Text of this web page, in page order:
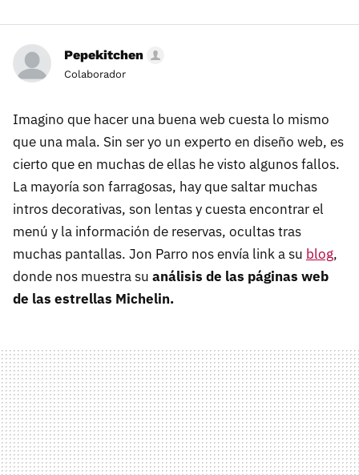
Pepekitchen
Colaborador
Imagino que hacer una buena web cuesta lo mismo
que una mala. Sin ser yo un experto en diseño web, es
cierto que en muchas de ellas he visto algunos fallos.
La mayoría son farragosas, hay que saltar muchas
intros decorativas, son lentas y cuesta encontrar el
menú y la información de reservas, ocultas tras
muchas pantallas. Jon Parro nos envía link a su blog,
donde nos muestra su análisis de las páginas web
de las estrellas Michelin.